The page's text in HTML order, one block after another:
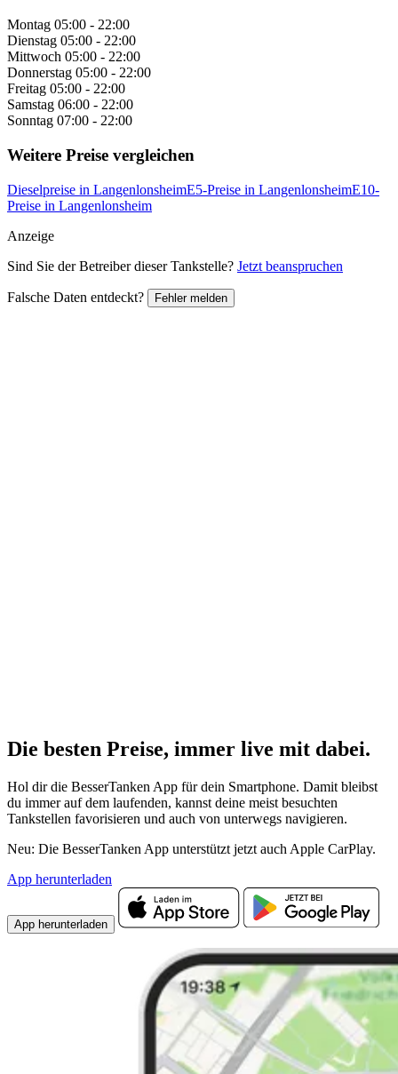
Montag 05:00 - 22:00
Dienstag 05:00 - 22:00
Mittwoch 05:00 - 22:00
Donnerstag 05:00 - 22:00
Freitag 05:00 - 22:00
Samstag 06:00 - 22:00
Sonntag 07:00 - 22:00
Weitere Preise vergleichen
Dieselpreise in LangenlonsheimE5-Preise in LangenlonsheimE10-
Preise in Langenlonsheim
Anzeige
Sind Sie der Betreiber dieser Tankstelle? Jetzt beanspruchen
Falsche Daten entdeckt? Fehler melden
Die besten Preise, immer live mit dabei.
Hol dir die BesserTanken App für dein Smartphone. Damit bleibst
du immer auf dem laufenden, kannst deine meist besuchten
Tankstellen favorisieren und auch von unterwegs navigieren.
Neu: Die BesserTanken App unterstützt jetzt auch Apple CarPlay.
App herunterladen
App herunterladen